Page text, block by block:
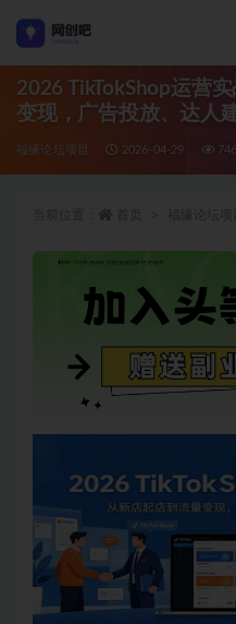
2026 TikTokShop运营
变现，广告投放、达人
福缘论坛项目 2026-04-29 746